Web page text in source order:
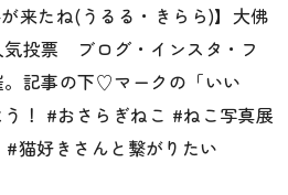
来たね(うるる・きらら)】大佛
投票 ブログ・インスタ・フ
。記事の下♡マークの「いい
！ #おさらぎねこ #ねこ写真展
猫好きさんと繋がりたい